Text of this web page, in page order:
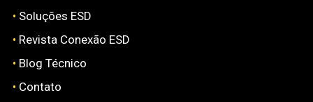
• Soluções ESD
• Revista Conexão ESD
• Blog Técnico
• Contato